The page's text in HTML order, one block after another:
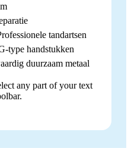
tandartsen
type handstukken
duurzaam metaal
any part of your text